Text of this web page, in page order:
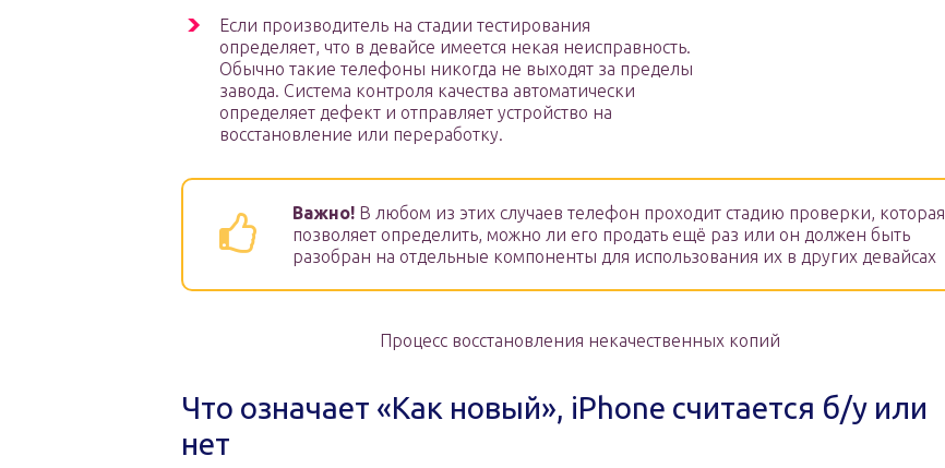
Если производитель на стадии тестирования
определяет, что в девайсе имеется некая неисправность.
Обычно такие телефоны никогда не выходят за пределы
завода. Система контроля качества автоматически
определяет дефект и отправляет устройство на
восстановление или переработку.
Важно! В любом из этих случаев телефон проходит стадию проверки, которая
позволяет определить, можно ли его продать ещё раз или он должен быть
разобран на отдельные компоненты для использования их в других девайсах
Процесс восстановления некачественных копий
Что означает «Как новый», iPhone считается б/у или
нет